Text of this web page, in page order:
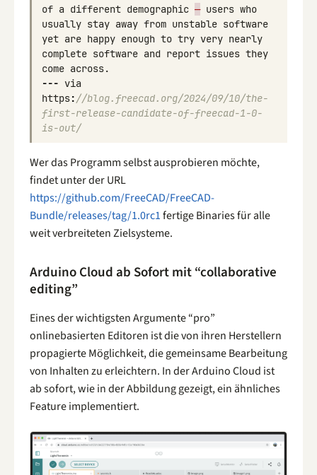
of a different demographic — users who
usually stay away from unstable software
yet are happy enough to try very nearly
complete software and report issues they
come across.
--- via
https://blog.freecad.org/2024/09/10/the-
first-release-candidate-of-freecad-1-0-
is-out/
Wer das Programm selbst ausprobieren möchte,
findet unter der URL
https://github.com/FreeCAD/FreeCAD-
Bundle/releases/tag/1.0rc1fertige Binaries für alle
weit verbreiteten Zielsysteme.
Arduino Cloud ab Sofort mit “collaborative
editing”
Eines der wichtigsten Argumente “pro”
onlinebasierten Editoren ist die von ihren Herstellern
propagierte Möglichkeit, die gemeinsame Bearbeitung
von Inhalten zu erleichtern. In der Arduino Cloud ist
ab sofort, wie in der Abbildung gezeigt, ein ähnliches
Feature implementiert.